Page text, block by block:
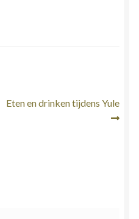
Volgend
Eten en drinken tijdens Yule